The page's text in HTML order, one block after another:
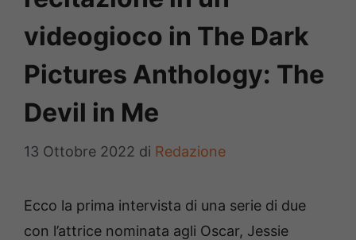
videogioco in The Dark
Pictures Anthology: The
Devil in Me
13 Ottobre 2022 di Redazione
Ecco la prima intervista di una serie di due
con l’attrice nominata agli Oscar, Jessie